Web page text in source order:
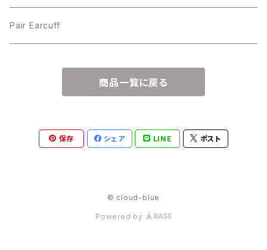
Pair Earcuff
商品一覧に戻る
保存 シェア LINE ポスト
© cloud-blue
Powered by